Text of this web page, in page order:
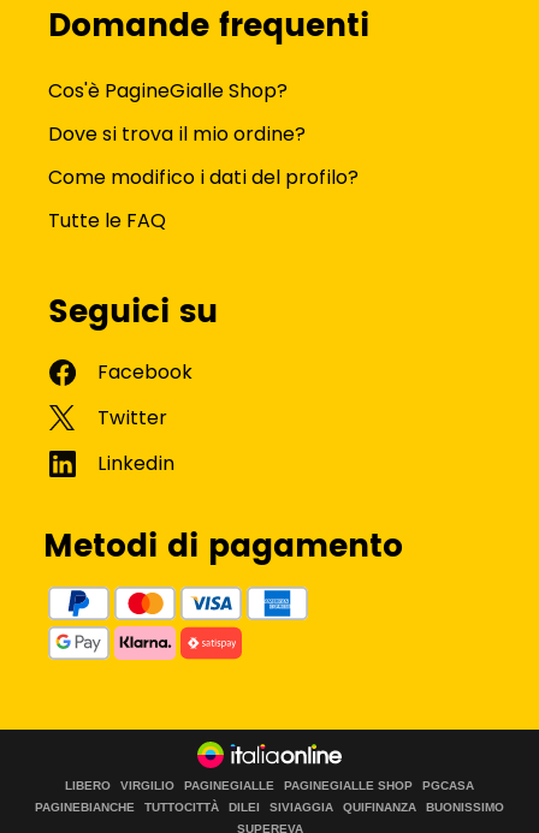
Domande frequenti
Cos'è PagineGialle Shop?
Dove si trova il mio ordine?
Come modifico i dati del profilo?
Tutte le FAQ
Seguici su
Metodi di pagamento
LIBERO VIRGILIO PAGINEGIALLE PAGINEGIALLE SHOP
PGCASA
PAGINEBIANCHE
TUTTOCITTÀ DILEI SIVIAGGIA QUIFINANZA
BUONISSIMO
SUPEREVA